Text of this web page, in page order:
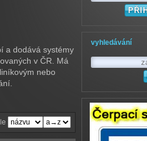
a dodává systémy
v ČR. Má
nebo
vyhledávání